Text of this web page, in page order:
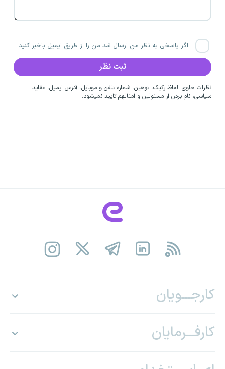
اگر پاسخی به نظر من ارسال شد من را از طریق ایمیل باخبر کنید
نظرات حاوی الفاظ رکیک، توهین، شماره تلفن و موبایل، آدرس ایمیل، عقاید
سیاسی، نام بردن از مسئولین و امثالهم تایید نمیشود.
کارجـــویان
کارفـــرمایان